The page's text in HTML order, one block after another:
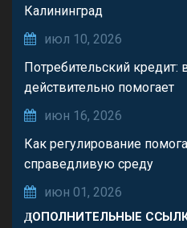
Калининград
июл 10, 2026
Потребительский кредит:
действительно помогает
июн 16, 2026
Как регулирование
справедливую среду
июн 01, 2026
ДОПОЛНИТЕЛЬНЫЕ